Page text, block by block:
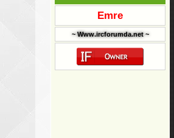
Emre
~ Www.ircforumda.net ~